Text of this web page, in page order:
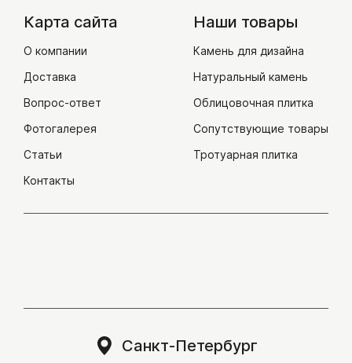
Карта сайта
О компании
Доставка
Вопрос-ответ
Фотогалерея
Статьи
Контакты
Наши товары
Камень для дизайна
Натуральный камень
Облицовочная плитка
Сопутствующие товары
Тротуарная плитка
Санкт-Петербург